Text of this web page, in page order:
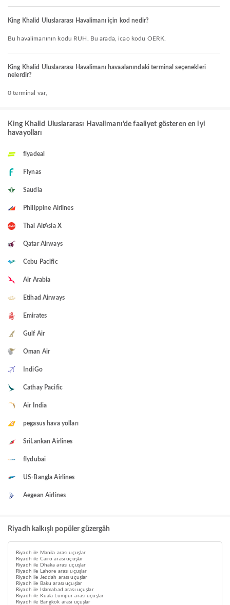
King Khalid Uluslararası Havalimanı için kod nedir?
Bu havalimanının kodu RUH. Bu arada, icao kodu OERK.
King Khalid Uluslararası Havalimanı havaalanındaki terminal seçenekleri
nelerdir?
0 terminal var,
King Khalid Uluslararası Havalimanı’de faaliyet gösteren en iyi
havayolları
flyadeal
Flynas
Saudia
Philippine Airlines
Thai AirAsia X
Qatar Airways
Cebu Pacific
Air Arabia
Etihad Airways
Emirates
Gulf Air
Oman Air
IndiGo
Cathay Pacific
Air India
pegasus hava yolları
SriLankan Airlines
flydubai
US-Bangla Airlines
Aegean Airlines
Riyadh kalkışlı popüler güzergâh
Riyadh ile Manila arası uçuşlar
Riyadh ile Cairo arası uçuşlar
Riyadh ile Dhaka arası uçuşlar
Riyadh ile Lahore arası uçuşlar
Riyadh ile Jeddah arası uçuşlar
Riyadh ile Baku arası uçuşlar
Riyadh ile Islamabad arası uçuşlar
Riyadh ile Kuala Lumpur arası uçuşlar
Riyadh ile Bangkok arası uçuşlar